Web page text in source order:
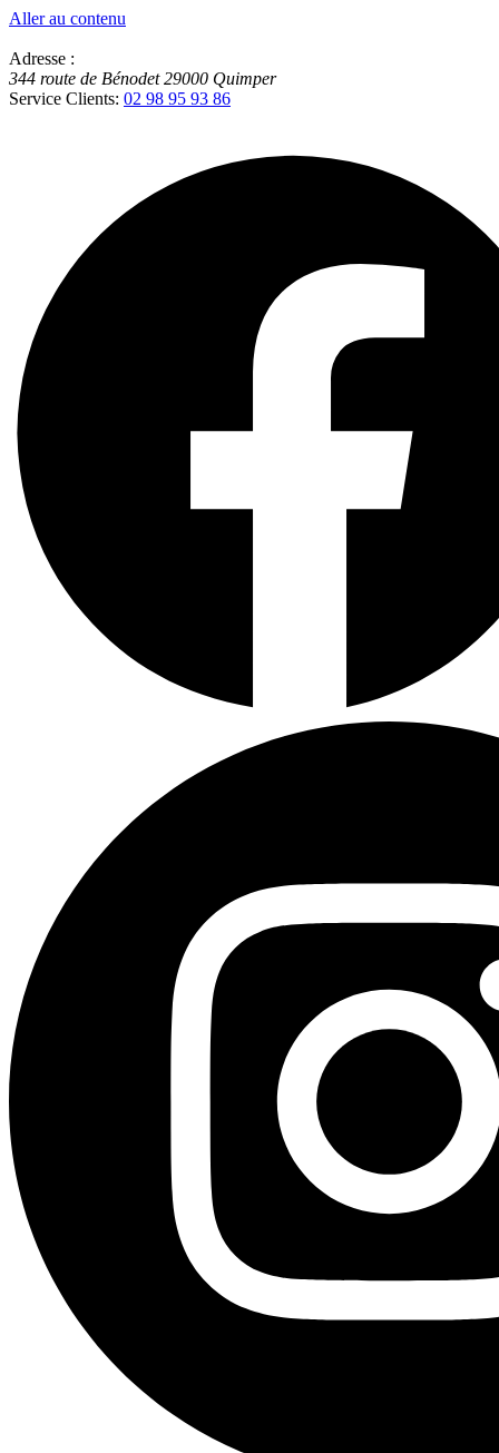
Aller au contenu
Adresse :
344 route de Bénodet 29000 Quimper
Service Clients: 02 98 95 93 86